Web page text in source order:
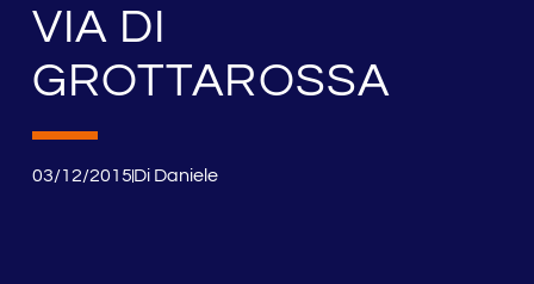
VIA DI
GROTTAROSSA
03/12/2015DiDaniele